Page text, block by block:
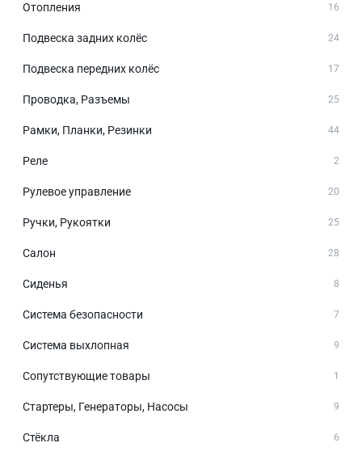
Отопления 16
Подвеска задних колёс 24
Подвеска передних колёс 17
Проводка, Разъемы 25
Рамки, Планки, Резинки 44
Реле 2
Рулевое управление 20
Ручки, Рукоятки 25
Салон 28
Сиденья 8
Система безопасности 7
Система выхлопная 9
Сопутствующие товары 1
Стартеры, Генераторы, Насосы 9
Стёкла 6